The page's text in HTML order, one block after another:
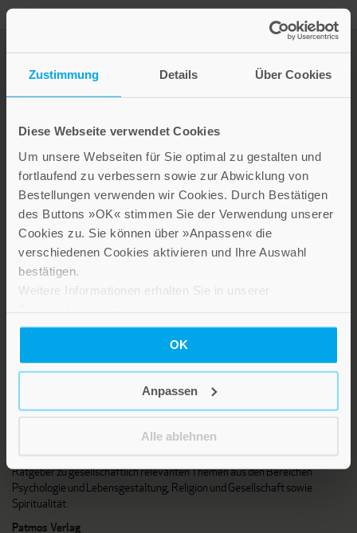
Zustimmung Details Über Cookies
Diese Webseite verwendet Cookies
Um unsere Webseiten für Sie optimal zu gestalten und
fortlaufend zu verbessern sowie zur Abwicklung von
Bestellungen verwenden wir Cookies. Durch Bestätigen
des Buttons »OK« stimmen Sie der Verwendung unserer
Cookies zu. Sie können über »Anpassen« die
verschiedenen Cookies aktivieren und Ihre Auswahl
bestätigen.
Weitere Informationen erhalten Sie in unserer
OK
Anpassen
Alle ablehnen
LEBE GUT MAGAZIN
NEWSLETTER
KARRIERE
Die Verlage der Verlagsgruppe Patmos
Stillen Sie Ihren Wissensdurst und entdecken Sie bei Patmos
Ratgeber zu gesellschaftlich relevanten Themen aus den Bereichen
Psychologie und Lebensgestaltung, Religion und Gesellschaft sowie
Spiritualität.
Patmos Verlag